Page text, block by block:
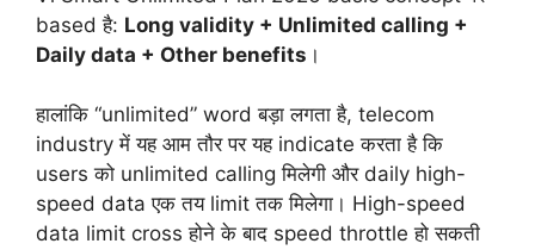
based है: Long validity + Unlimited calling +
Daily data + Other benefits ।
हालांकि “unlimited” word बड़ा लगता है, telecom
industry में यह आम तौर पर यह indicate करता है कि
users को unlimited calling मिलेगी और daily high-
speed data एक तय limit तक मिलेगा। High-speed
data limit cross होने के बाद speed throttle हो सकती